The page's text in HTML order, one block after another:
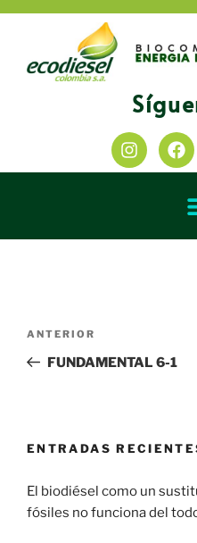
ANTERIOR
FUNDAMENTAL 6-1
ENTRADAS
El biodiésel como un
fósiles no funciona del